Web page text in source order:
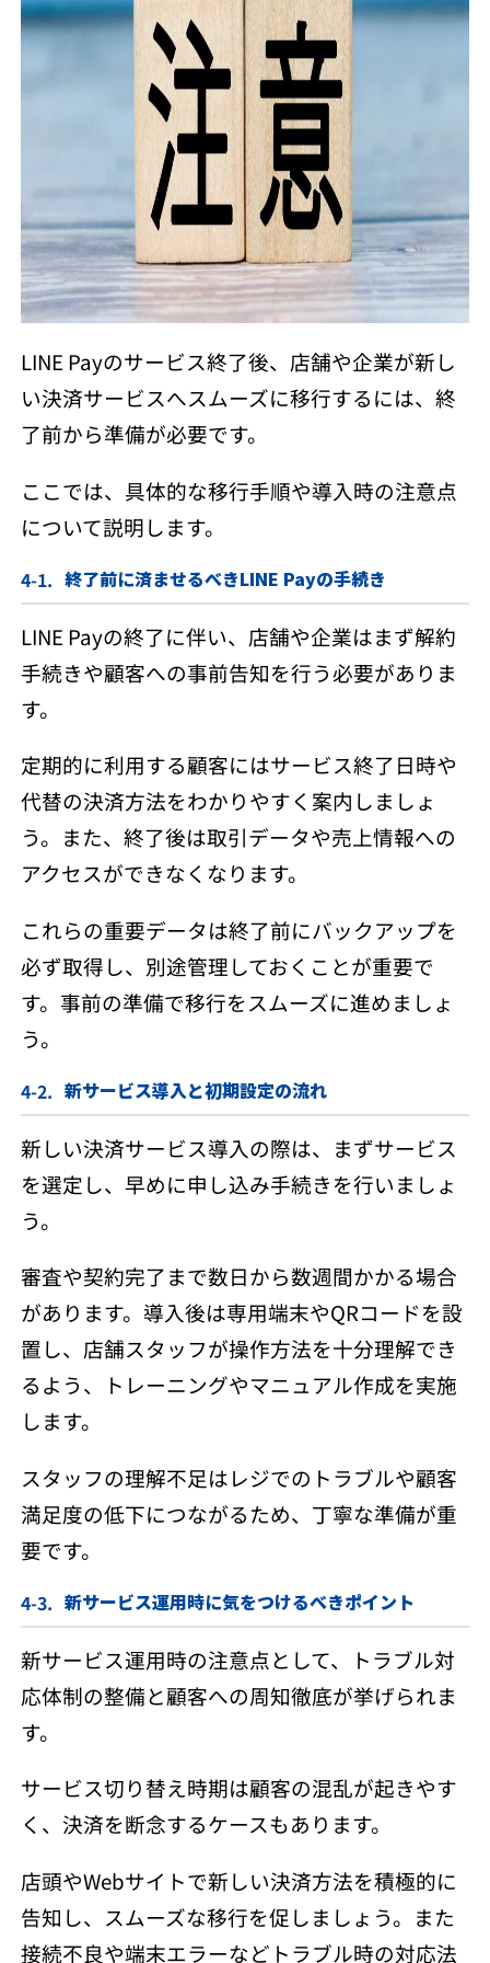
LINE Payのサービス終了後、店舗や企業が新し
い決済サービスへスムーズに移行するには、終
了前から準備が必要です。
ここでは、具体的な移行手順や導入時の注意点
について説明します。
終了前に済ませるべきLINE Payの手続き
LINE Payの終了に伴い、店舗や企業はまず解約
手続きや顧客への事前告知を行う必要がありま
す。
定期的に利用する顧客にはサービス終了日時や
代替の決済方法をわかりやすく案内しましょ
う。また、終了後は取引データや売上情報への
アクセスができなくなります。
これらの重要データは終了前にバックアップを
必ず取得し、別途管理しておくことが重要で
す。事前の準備で移行をスムーズに進めましょ
う。
新サービス導入と初期設定の流れ
新しい決済サービス導入の際は、まずサービス
を選定し、早めに申し込み手続きを行いましょ
う。
審査や契約完了まで数日から数週間かかる場合
があります。導入後は専用端末やQRコードを設
置し、店舗スタッフが操作方法を十分理解でき
るよう、トレーニングやマニュアル作成を実施
します。
スタッフの理解不足はレジでのトラブルや顧客
満足度の低下につながるため、丁寧な準備が重
要です。
新サービス運用時に気をつけるべきポイント
新サービス運用時の注意点として、トラブル対
応体制の整備と顧客への周知徹底が挙げられま
す。
サービス切り替え時期は顧客の混乱が起きやす
く、決済を断念するケースもあります。
店頭やWebサイトで新しい決済方法を積極的に
告知し、スムーズな移行を促しましょう。また
接続不良や端末エラーなどトラブル時の対応法